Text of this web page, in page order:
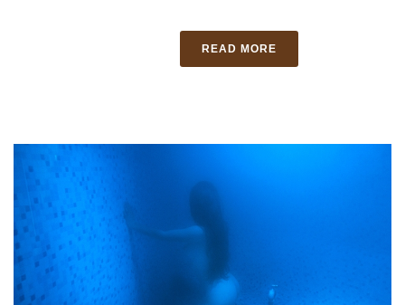
READ MORE